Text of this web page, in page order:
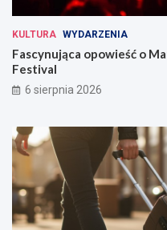
KULTURA WYDARZENIA
Fascynująca opowieść o
Festival
6 sierpnia 2026